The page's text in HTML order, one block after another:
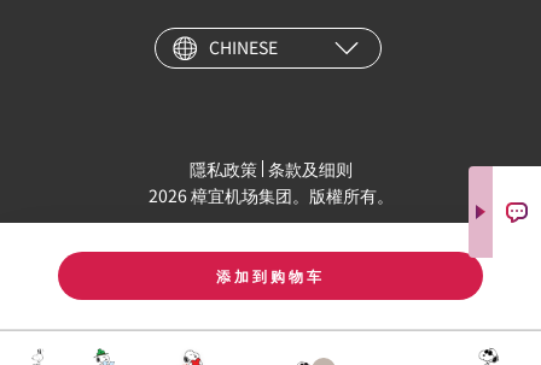
添加到购物车
CHINESE
隱私政策 条款及细则
2026 樟宜机场集团。版權所有。